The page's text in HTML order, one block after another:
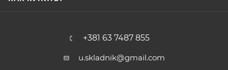
+381 63 7487 855
u.skladnik@gmail.com